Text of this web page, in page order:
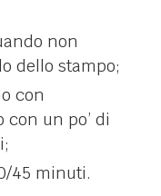
non
dello stampo;
con
un po’ di
45 minuti.